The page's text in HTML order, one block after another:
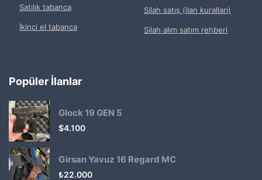
Satılık tabanca
İkinci el tabanca
Silah satış (ilan kuralları)
Silah alım satım rehberi
Popüler İlanlar
Glock 19 GEN 5
$4.100
Girsan Yavuz 16 Regard MC
₺22.000